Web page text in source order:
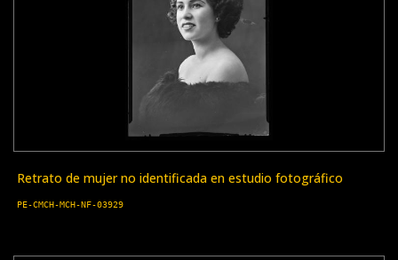
Retrato de mujer no identificada en estudio fotográfico
PE-CMCH-MCH-NF-03929